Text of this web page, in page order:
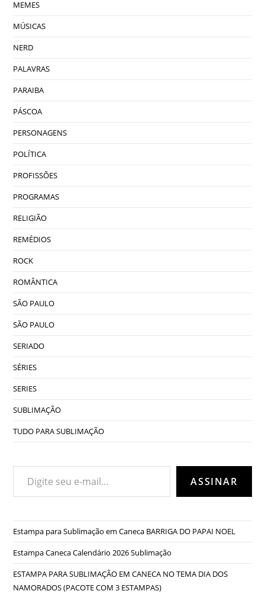
MEMES
MÚSICAS
NERD
PALAVRAS
PARAIBA
PÁSCOA
PERSONAGENS
POLÍTICA
PROFISSÕES
PROGRAMAS
RELIGIÃO
REMÉDIOS
ROCK
ROMÂNTICA
SÃO PAULO
SÃO PAULO
SERIADO
SÉRIES
SERIES
SUBLIMAÇÃO
TUDO PARA SUBLIMAÇÃO
Digite seu e-mail…
ASSINAR
Estampa para Sublimação em Caneca BARRIGA DO PAPAI NOEL
Estampa Caneca Calendário 2026 Sublimação
ESTAMPA PARA SUBLIMAÇÃO EM CANECA NO TEMA DIA DOS
NAMORADOS (PACOTE COM 3 ESTAMPAS)